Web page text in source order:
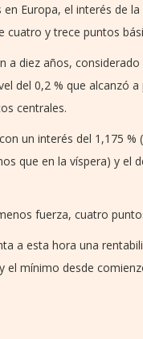
Europa, el interés de
cuatro y trece puntos
a diez años,
del 0,2 % que alcanzó
centrales.
un interés del 1,175
que en la víspera) y el
fuerza, cuatro
a esta hora una
el mínimo desde